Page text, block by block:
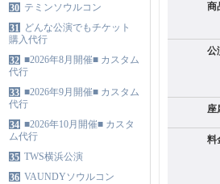
30 テミンソウルコン
31 どんな公演でもチケット
購入代行
32 ■2026年8月開催■ カスタム
代行
33 ■2026年9月開催■ カスタム
代行
34 ■2026年10月開催■ カスタ
ム代行
35 TWS横浜公演
36 VAUNDYソウルコン
商
公
座
料